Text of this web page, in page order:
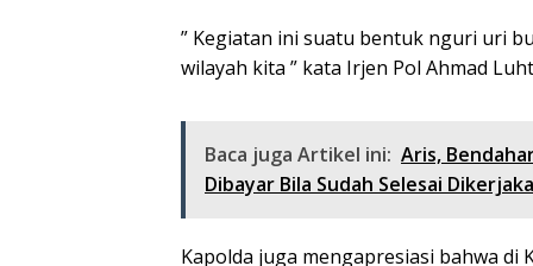
” Kegiatan ini suatu bentuk nguri uri
wilayah kita ” kata Irjen Pol Ahmad
Baca juga Artikel ini: Aris,
Dibayar Bila Sudah Selesai
Kapolda juga mengapresiasi bahwa di